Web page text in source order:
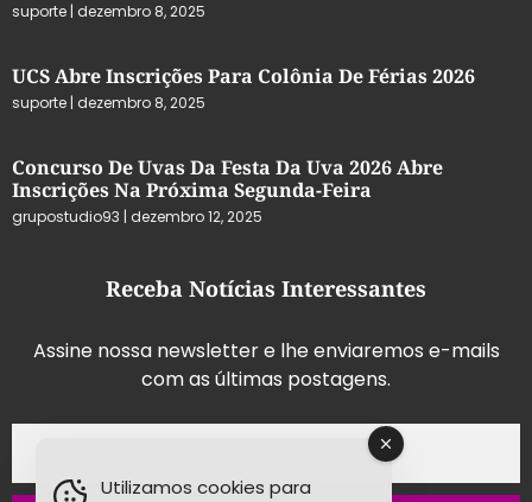
suporte dezembro 8, 2025
UCS Abre Inscrições Para Colônia De Férias 2026
suporte dezembro 8, 2025
Concurso De Uvas Da Festa Da Uva 2026 Abre
Inscrições Na Próxima Segunda-Feira
grupostudio93 dezembro 12, 2025
Receba Notícias Interessantes
Assine nossa newsletter e lhe enviaremos e-mails
com as últimas postagens.
Utilizamos cookies para